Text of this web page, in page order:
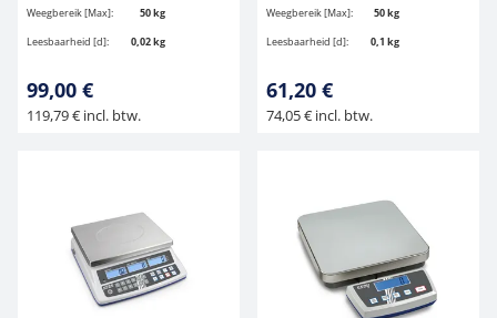
Weegbereik [Max]:
50 kg
Leesbaarheid [d]:
0,02 kg
99,00 €
119,79 € incl. btw.
Weegbereik [Max]:
50 kg
Leesbaarheid [d]:
0,1 kg
61,20 €
74,05 € incl. btw.